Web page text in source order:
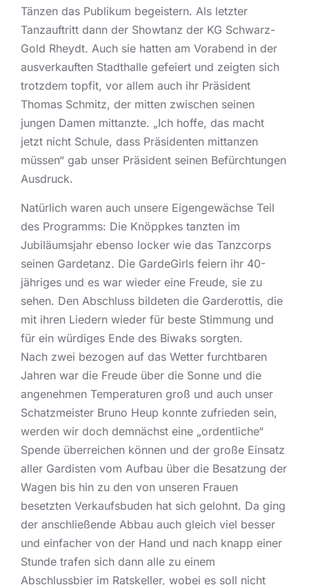
Tänzen das Publikum begeistern. Als letzter
Tanzauftritt dann der Showtanz der KG Schwarz-
Gold Rheydt. Auch sie hatten am Vorabend in der
ausverkauften Stadthalle gefeiert und zeigten sich
trotzdem topfit, vor allem auch ihr Präsident
Thomas Schmitz, der mitten zwischen seinen
jungen Damen mittanzte. „Ich hoffe, das macht
jetzt nicht Schule, dass Präsidenten mittanzen
müssen“ gab unser Präsident seinen Befürchtungen
Ausdruck.
Natürlich waren auch unsere Eigengewächse Teil
des Programms: Die Knöppkes tanzten im
Jubiläumsjahr ebenso locker wie das Tanzcorps
seinen Gardetanz. Die GardeGirls feiern ihr 40-
jähriges und es war wieder eine Freude, sie zu
sehen. Den Abschluss bildeten die Garderottis, die
mit ihren Liedern wieder für beste Stimmung und
für ein würdiges Ende des Biwaks sorgten.
Nach zwei bezogen auf das Wetter furchtbaren
Jahren war die Freude über die Sonne und die
angenehmen Temperaturen groß und auch unser
Schatzmeister Bruno Heup konnte zufrieden sein,
werden wir doch demnächst eine „ordentliche“
Spende überreichen können und der große Einsatz
aller Gardisten vom Aufbau über die Besatzung der
Wagen bis hin zu den von unseren Frauen
besetzten Verkaufsbuden hat sich gelohnt. Da ging
der anschließende Abbau auch gleich viel besser
und einfacher von der Hand und nach knapp einer
Stunde trafen sich dann alle zu einem
Abschlussbier im Ratskeller, wobei es soll nicht